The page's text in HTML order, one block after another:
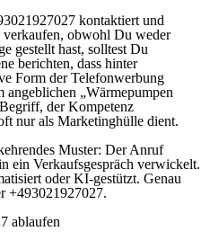
kontaktiert und
obwohl Du weder
gestellt hast, solltest Du
berichten, dass hinter
Form der Telefonwerbung
„Wärmepumpen
der Kompetenz
nur als Marketinghülle dient.
Muster: Der Anruf
ein Verkaufsgespräch verwickelt.
oder KI-gestützt. Genau
+493021927027.
ablaufen